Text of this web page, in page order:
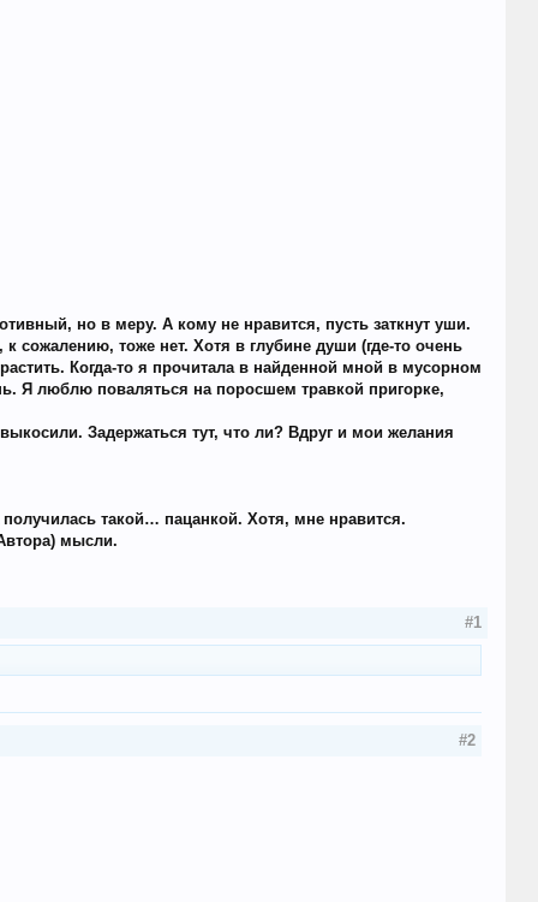
но в меру. А кому не нравится, пусть заткнут уши.
сожалению, тоже нет. Хотя в глубине души (где-то очень
Когда-то я прочитала в найденной мной в мусорном
Я люблю поваляться на поросшем травкой пригорке,
Задержаться тут, что ли? Вдруг и мои желания
такой… пацанкой. Хотя, мне нравится.
мысли.
#1
#2